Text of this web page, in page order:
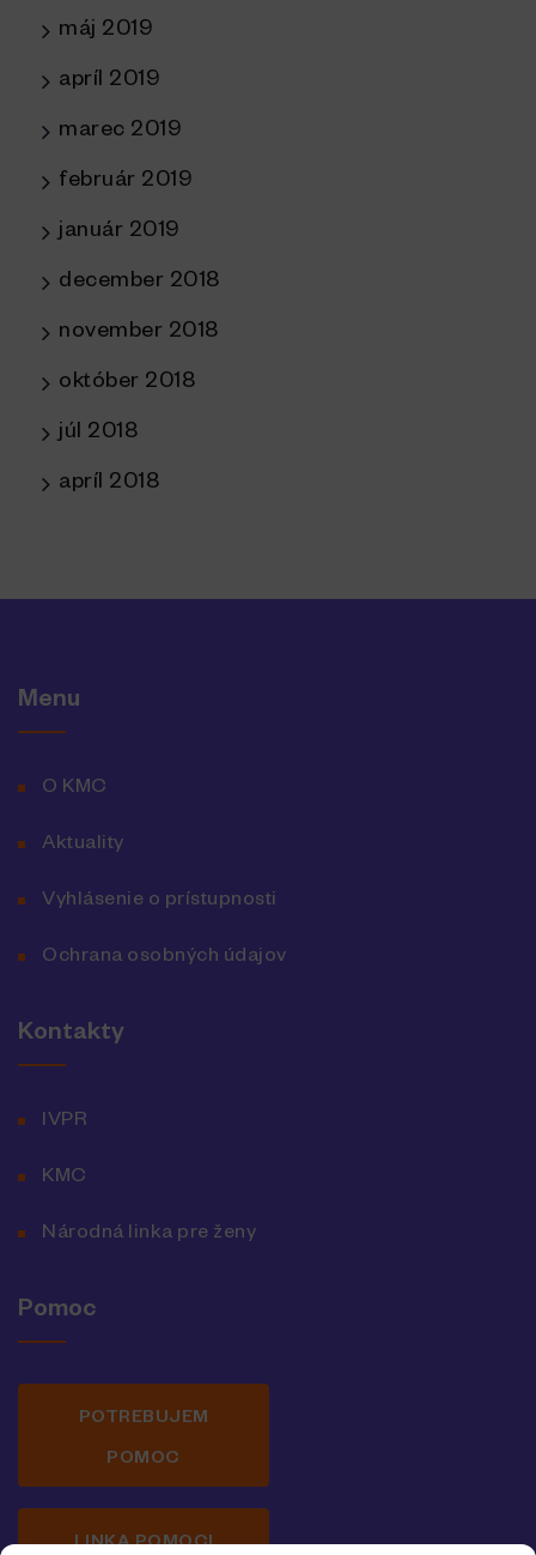
máj 2019
apríl 2019
marec 2019
február 2019
január 2019
december 2018
november 2018
október 2018
júl 2018
apríl 2018
Menu
O KMC
Aktuality
Vyhlásenie o prístupnosti
Ochrana osobných údajov
Kontakty
IVPR
KMC
Národná linka pre ženy
Pomoc
POTREBUJEM
POMOC
LINKA POMOCI